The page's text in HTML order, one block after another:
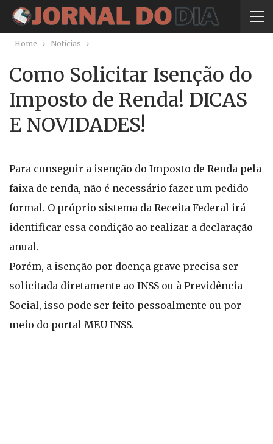
Home Notícias
Como Solicitar Isenção do
Imposto de Renda! DICAS
E NOVIDADES!
Para conseguir a isenção do Imposto de Renda pela
faixa de renda, não é necessário fazer um pedido
formal. O próprio sistema da Receita Federal irá
identificar essa condição ao realizar a declaração
anual.
Porém, a isenção por doença grave precisa ser
solicitada diretamente ao INSS ou à Previdência
Social, isso pode ser feito pessoalmente ou por
meio do portal MEU INSS.